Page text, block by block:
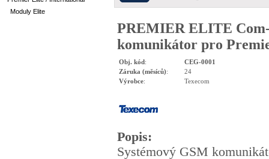
Moduly Elite
PREMIER ELITE
komunikátor pro
Obj. kód:
CEG-0001
Záruka (měsíců):
24
Výrobce: Texecom
Popis:
Systémový GSM